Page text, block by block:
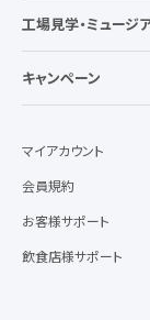
工場見学・ミュージ
キャンペーン
マイアカウント
会員規約
お客様サポート
飲食店様サポート